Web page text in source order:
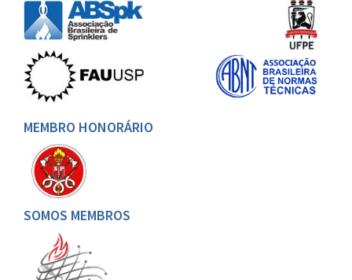
MEMBRO HONORÁRIO
SOMOS MEMBROS